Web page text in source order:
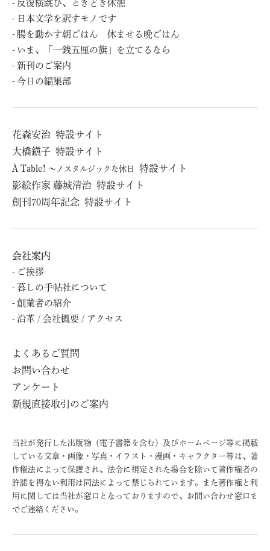
反復横跳び、ときどき休憩
日本文学を訳すモノです
腸を動かす朝ごはん 休ませる晩ごはん
いま、「一銭五厘の旗」を立てるなら
新刊のご案内
今日の編集部
花森安治 特設サイト
⼤橋鎭⼦ 特設サイト
À Table! ～ノスタルジックな休日
特設サイト
影絵作家 藤城清治 特設サイト
創刊70周年記念 特設サイト
会社案内
ご挨拶
暮しの⼿帖社について
創業者の紹介
沿⾰ / 会社概要 / アクセス
よくあるご質問
お問い合わせ
アンケート
新規直接取引のご案内
当社が発行した出版物（電子書籍を含む）及びホームページ等に掲載
している文章・画像・写真・イラスト・漫画・キャラクター等は、著
作権法によって保護され、法令に規定された場合を除いて著作権者の
許諾を得ない利用は同法によって禁じられています。また著作権と利
用に関しては当社が窓口となっておりますので、お問い合わせ窓口ま
でご連絡ください。